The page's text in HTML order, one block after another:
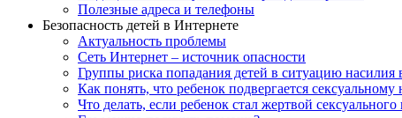
Полезные адреса и телефоны
Безопасность детей в Интернете
Актуальность проблемы
Сеть Интернет – источник опасности
Группы риска попадания детей в ситуацию насилия
Как понять, что ребенок подвергается
Что делать, если ребенок стал жертвой сексуального